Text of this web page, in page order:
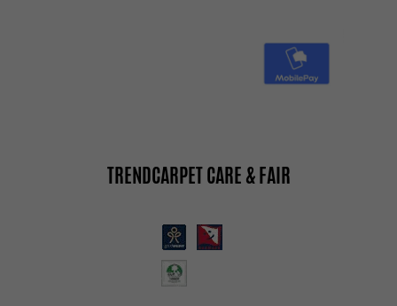
TRENDCARPET CARE & FAIR